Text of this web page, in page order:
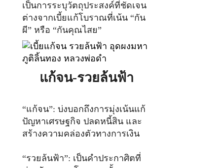
เป็นการระบุวัตถุประสงค์ที่ชัดเจน
ต่างจากเบี้ยแก้โบราณที่เน้น “กัน
ผี” หรือ “กันคุณไสย”
แก้จน-รวยล้นฟ้า
“แก้จน”: บ่งบอกถึงการมุ่งเน้นแก้
ปัญหาเศรษฐกิจ ปลดหนี้สิน และ
สร้างความคล่องตัวทางการเงิน
“รวยล้นฟ้า”: เป็นคำประกาศิตที่